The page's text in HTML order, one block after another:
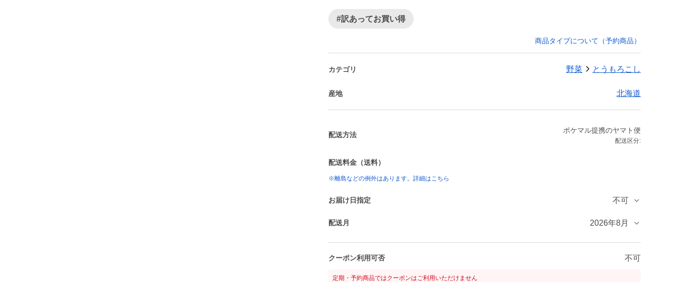
#訳あってお買い得
商品タイプについて（予約商品）
カテゴリ 野菜 とうもろこし
産地 北海道
配送方法
ポケマル提携のヤマト便
配送区分:
配送料金（送料）
※離島などの例外はあります。詳細はこちら
お届け日指定 不可
配送月 2026年8月
クーポン利用可否 不可
定期・予約商品ではクーポンはご利用いただけません